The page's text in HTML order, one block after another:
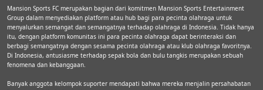
Mansion Sports FC merupakan bagian dari komitmen Mansion Sports Entertainment
Group dalam menyediakan platform atau hub bagi para pecinta olahraga untuk
menyalurkan semangat dan semangatnya terhadap olahraga di Indonesia. Tidak hanya
itu, dengan platform komunitas ini para pecinta olahraga dapat berinteraksi dan
berbagi semangatnya dengan sesama pecinta olahraga atau klub olahraga favoritnya.
Di Indonesia, antusiasme terhadap sepak bola dan bulu tangkis merupakan sebuah
fenomena dan kebanggaan.
Banyak anggota kelompok suporter mendapati bahwa mereka menjalin persahabatan